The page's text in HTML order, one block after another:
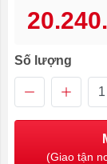
Số lượng
(Giao tận